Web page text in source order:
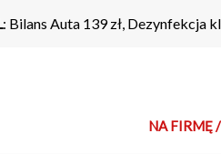
: Bilans Auta 139 zł, Dezynfekcja
NA FIRMĘ